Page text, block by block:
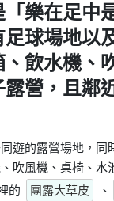
「樂在足中
球場地以
飲水機、
營，且鄰
遊的露營場地，
吹風機、桌椅、
的
團露大草皮 、